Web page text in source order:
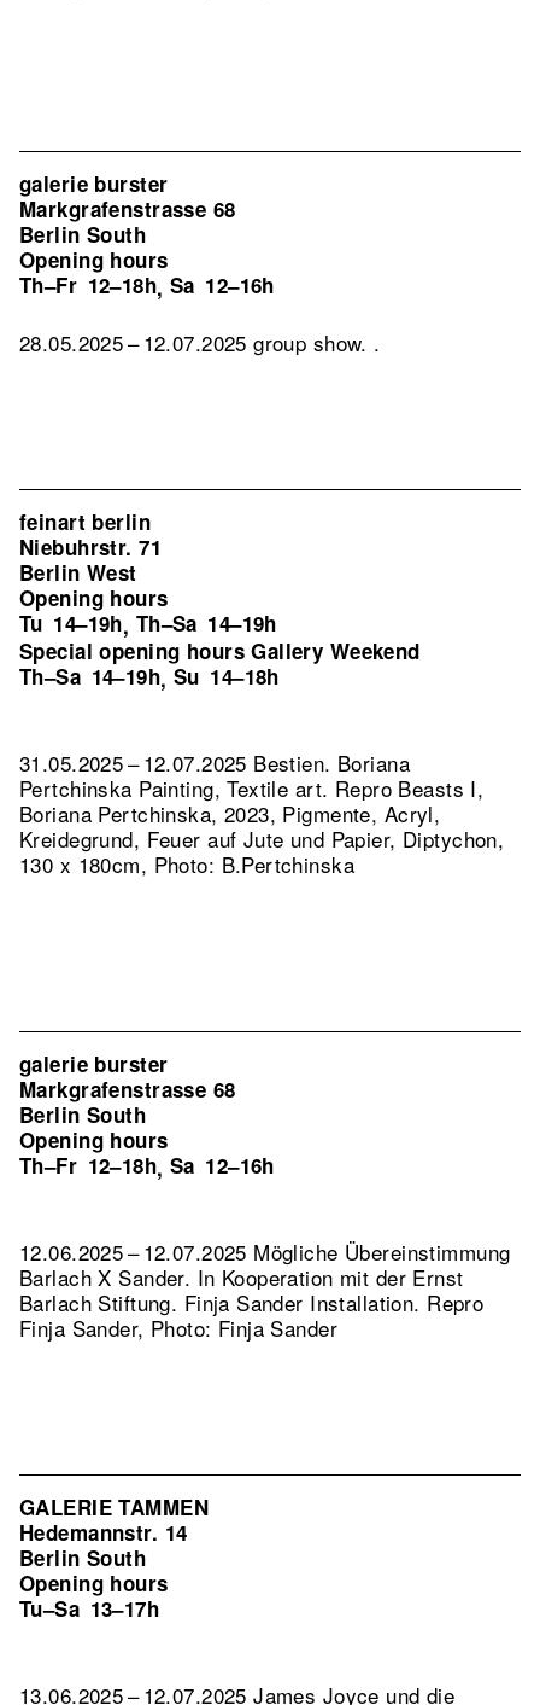
galerie burster
Markgrafenstrasse 68
Berlin South
Opening hours
Th–Fr 12–18h, Sa 12–16h
28.05.2025 – 12.07.2025 group show. .
feinart berlin
Niebuhrstr. 71
Berlin West
Opening hours
Tu 14–19h, Th–Sa 14–19h
Special opening hours Gallery Weekend
Th–Sa 14–19h, Su 14–18h
31.05.2025 – 12.07.2025 Bestien. Boriana
Pertchinska Painting, Textile art. Repro Beasts I,
Boriana Pertchinska, 2023, Pigmente, Acryl,
Kreidegrund, Feuer auf Jute und Papier, Diptychon,
130 x 180cm, Photo: B.Pertchinska
galerie burster
Markgrafenstrasse 68
Berlin South
Opening hours
Th–Fr 12–18h, Sa 12–16h
12.06.2025 – 12.07.2025 Mögliche Übereinstimmung
Barlach X Sander. In Kooperation mit der Ernst
Barlach Stiftung. Finja Sander Installation. Repro
Finja Sander, Photo: Finja Sander
GALERIE TAMMEN
Hedemannstr. 14
Berlin South
Opening hours
Tu–Sa 13–17h
13.06.2025 – 12.07.2025 James Joyce und die